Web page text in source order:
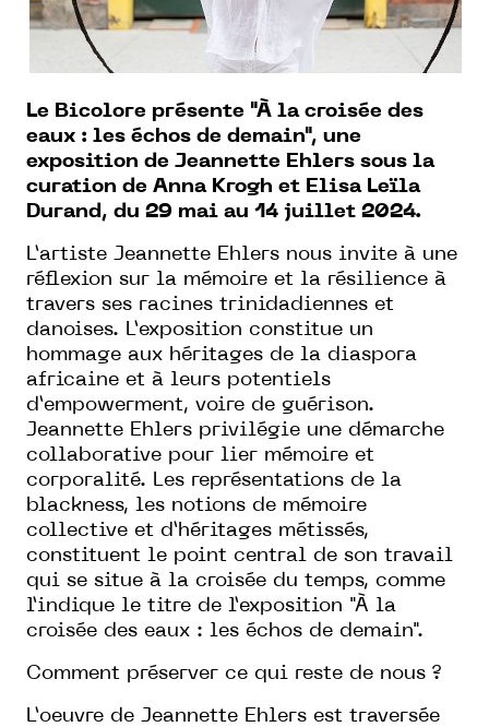
Le Bicolore présente "À la croisée des
eaux : les échos de demain", une
exposition de Jeannette Ehlers sous la
curation de Anna Krogh et Elisa Leïla
Durand, du 29 mai au 14 juillet 2024.
L’artiste Jeannette Ehlers nous invite à une
réflexion sur la mémoire et la résilience à
travers ses racines trinidadiennes et
danoises. L’exposition constitue un
hommage aux héritages de la diaspora
africaine et à leurs potentiels
d’empowerment, voire de guérison.
Jeannette Ehlers privilégie une démarche
collaborative pour lier mémoire et
corporalité. Les représentations de la
blackness, les notions de mémoire
collective et d’héritages métissés,
constituent le point central de son travail
qui se situe à la croisée du temps, comme
l’indique le titre de l’exposition "À la
croisée des eaux : les échos de demain".
Comment préserver ce qui reste de nous ?
L’oeuvre de Jeannette Ehlers est traversée